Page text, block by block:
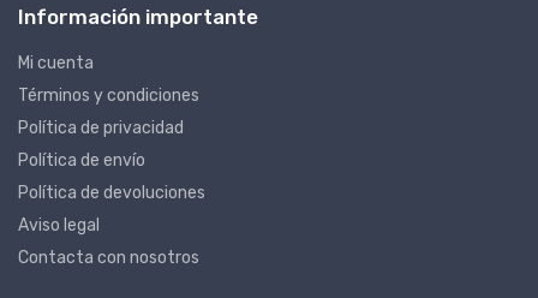
Información importante
Mi cuenta
Términos y condiciones
Política de privacidad
Política de envío
Política de devoluciones
Aviso legal
Contacta con nosotros